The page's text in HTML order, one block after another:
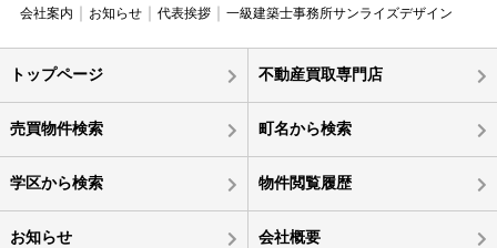
会社案内 お知らせ 代表挨拶 一級建築士事務所サンライズデザイン
トップページ 不動産買取専門店
売買物件検索 町名から検索
学区から検索 物件閲覧履歴
お知らせ 会社概要